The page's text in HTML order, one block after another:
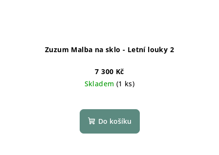
Zuzum Malba na sklo - Letní louky 2
7 300 Kč
Skladem (1 ks)
Do košíku